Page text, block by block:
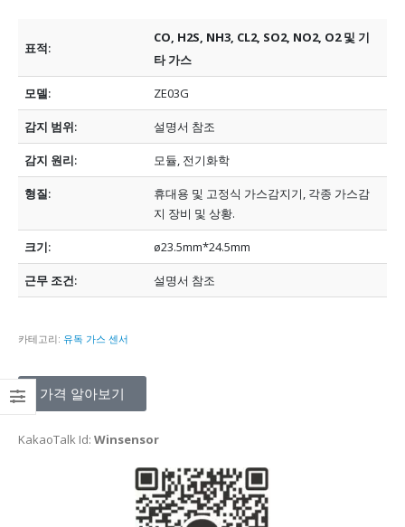
표적:
CO, H2S, NH3, CL2, SO2, NO2, O2 및 기
타 가스
모델: ZE03G
감지 범위: 설명서 참조
감지 원리: 모듈, 전기화학
형질:
휴대용 및 고정식 가스감지기, 각종 가스감
지 장비 및 상황.
크기: ø23.5mm*24.5mm
근무 조건: 설명서 참조
카테고리: 유독 가스 센서
가격 알아보기
KakaoTalk Id: Winsensor